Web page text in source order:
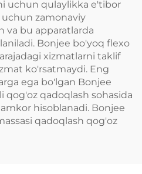
uchun qulaylikka e'tibor
zamonaviy
va bu apparatlarda
Bonjee bo'yoq flexo
xizmatlarni taklif
ko'rsatmaydi. Eng
ega bo'lgan Bonjee
qog'oz qadoqlash sohasida
hisoblanadi. Bonjee
qadoqlash qog'oz